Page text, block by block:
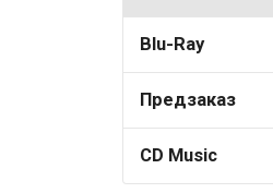
Blu-Ray
Предзаказ
CD Music